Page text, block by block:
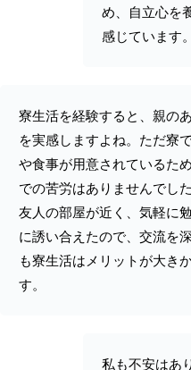
め、自立心を
感じています。
寮生活を経験すると、親の
を実感しますよね。ただ寮
や食事が用意されているた
での苦労はありませんでした
友人の部屋が近く、気軽に
に誘い合えたので、交流を
も寮生活はメリットが大き
す。
私も不安はあ